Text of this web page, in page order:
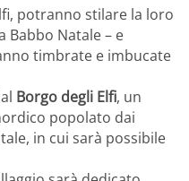
potranno stilare la loro
Babbo Natale – e
timbrate e imbucate
Borgo degli Elfi, un
popolato dai
in cui sarà possibile